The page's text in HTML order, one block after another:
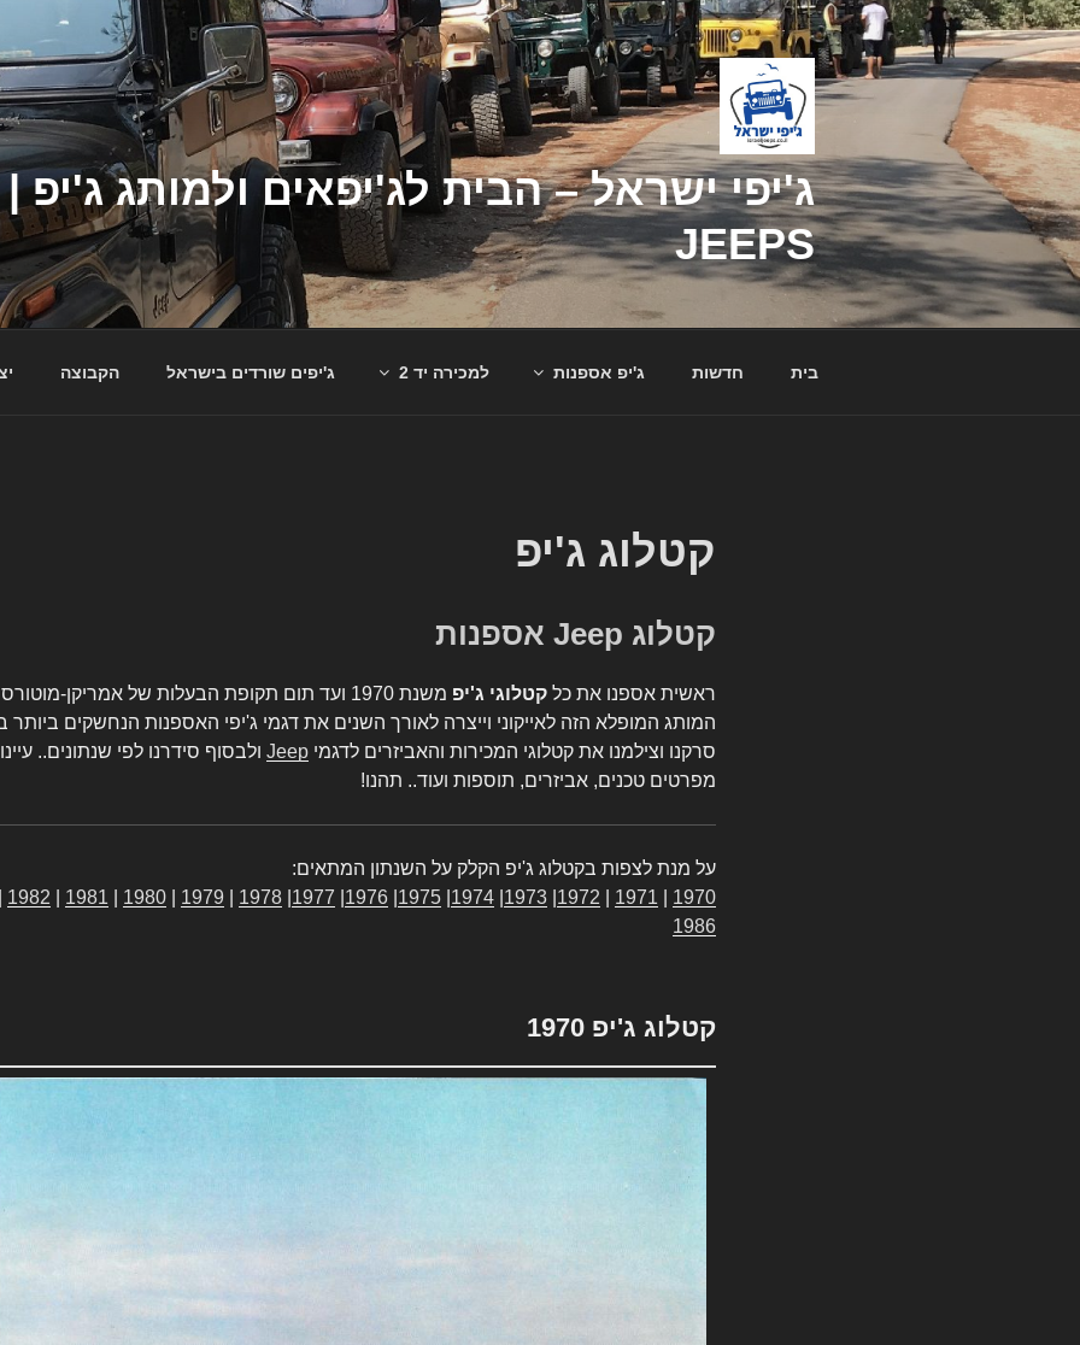
דילוג
לתוכן
JEEPS
בית חדשות ג'יפ אספנות למכירה יד 2 ג'יפים שורדים בישראל הקבוצה
קטלוג ג'יפ
קטלוג Jeep אספנות
ראשית אספנו את כל קטלוגי ג'יפ
משנת 1970 ועד תום תקופת הבעלות של אמריקן-
המותג המופלא הזה לאייקוני וייצרה לאורך השנים את דגמי ג'יפי האספנות הנחשקים
סרקנו וצילמנו את קטלוגי המכירות והאביזרים לדגמי Jeep ולבסוף סידרנו לפי שנתונים..
מפרטים טכנים, אביזרים, תוספות ועוד.. תהנו!
על מנת לצפות בקטלוג ג'יפ הקלק על השנתון המתאים:
1970
1971
1972
1973
1974
1975
1976
1977
1978
1979
1980
1981
1982
1986
קטלוג ג'יפ 1970